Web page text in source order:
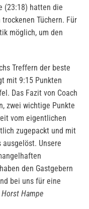
(23:18) hatten die
Tüchern. Für
möglich, um den
Treffern der beste
mit 9:15 Punkten
Das Fazit von Coach
zwei wichtige Punkte
vom eigentlichen
zugepackt und mit
Unsere
den Gastgebern
bei uns für eine
Horst Hampe